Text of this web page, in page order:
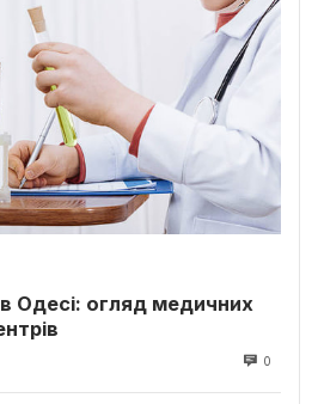
Одесі: огляд медичних
0